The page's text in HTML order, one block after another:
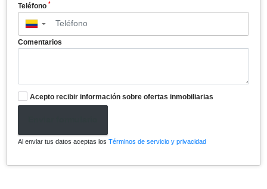
Teléfono *
▼
Comentarios
Acepto recibir información sobre ofertas inmobiliarias
Al enviar tus datos aceptas los Términos de servicio y privacidad